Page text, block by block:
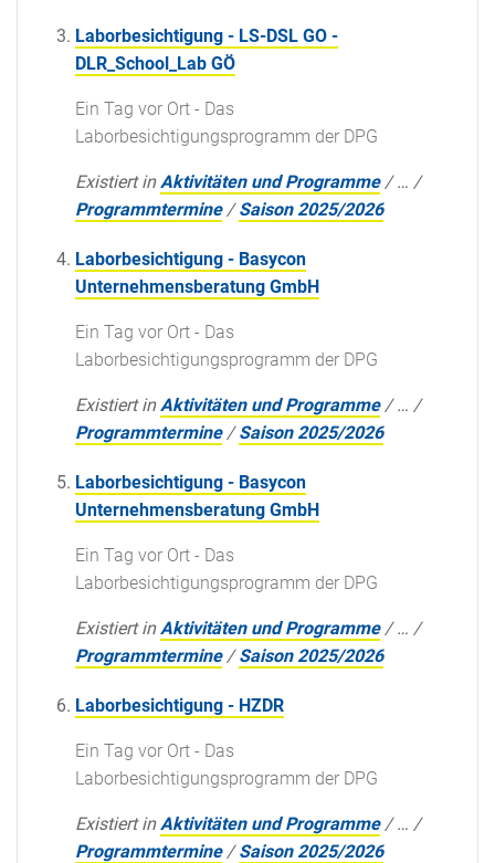
Laborbesichtigung - LS-DSL GO -
DLR_School_Lab GÖ
Ein Tag vor Ort - Das
Laborbesichtigungsprogramm der DPG
Existiert in Aktivitäten und Programme /… /
Programmtermine /Saison 2025/2026
Laborbesichtigung - Basycon
Unternehmensberatung GmbH
Ein Tag vor Ort - Das
Laborbesichtigungsprogramm der DPG
Existiert in Aktivitäten und Programme /… /
Programmtermine /Saison 2025/2026
Laborbesichtigung - Basycon
Unternehmensberatung GmbH
Ein Tag vor Ort - Das
Laborbesichtigungsprogramm der DPG
Existiert in Aktivitäten und Programme /… /
Programmtermine /Saison 2025/2026
Laborbesichtigung - HZDR
Ein Tag vor Ort - Das
Laborbesichtigungsprogramm der DPG
Existiert in Aktivitäten und Programme /… /
Programmtermine /Saison 2025/2026